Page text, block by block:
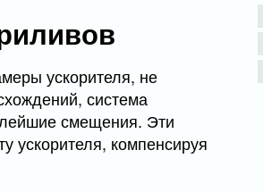
ускорителя, не
система
смещения. Эти
ускорителя, компенсируя